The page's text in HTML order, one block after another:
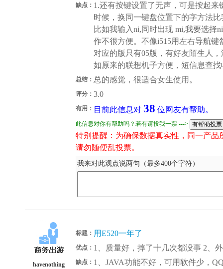
缺点： 1.还有按键设置了无声，可是按
时候，换同一键盘位置下的字方法
比如我输入ni,同时出现 mi,我要选择
作不很方便。不像i515用左右导
对应的版只有05版，有好友陌生
如原来的联想机子方便，短信息查
总结： 总的感觉，很适合女生使用。
评分： 3.0
有用： 目前此信息对 38 位网友有帮助。
此信息对你有帮助吗？若有请投我一票 --->
特别提醒：为确保数据真实性，同一产
请勿随便乱投票。
我来对此观点说两句（最多400个字符）
havenothing
标题： 用E520一年了
优点： 1、质量好，摔了十几次都没事 2、
缺点： 1、JAVA功能不好，可用软件少，